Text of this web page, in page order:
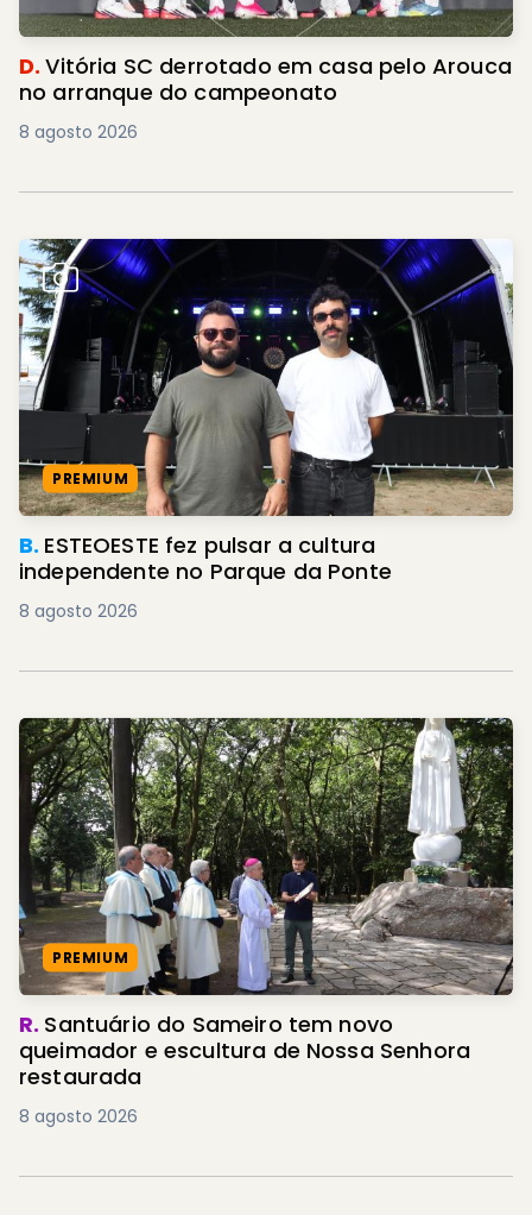
D.Vitória SC derrotado em casa pelo Arouca
no arranque do campeonato
8 agosto 2026
PREMIUM
B. ESTEOESTE fez pulsar a cultura
independente no Parque da Ponte
8 agosto 2026
PREMIUM
R. Santuário do Sameiro tem novo
queimador e escultura de Nossa Senhora
restaurada
8 agosto 2026